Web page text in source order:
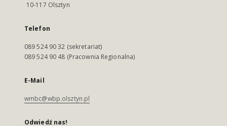
10-117 Olsztyn
Telefon
089 524 90 32 (sekretariat)
089 524 90 48 (Pracownia Regionalna)
E-Mail
wmbc@wbp.olsztyn.pl
Odwiedź nas!